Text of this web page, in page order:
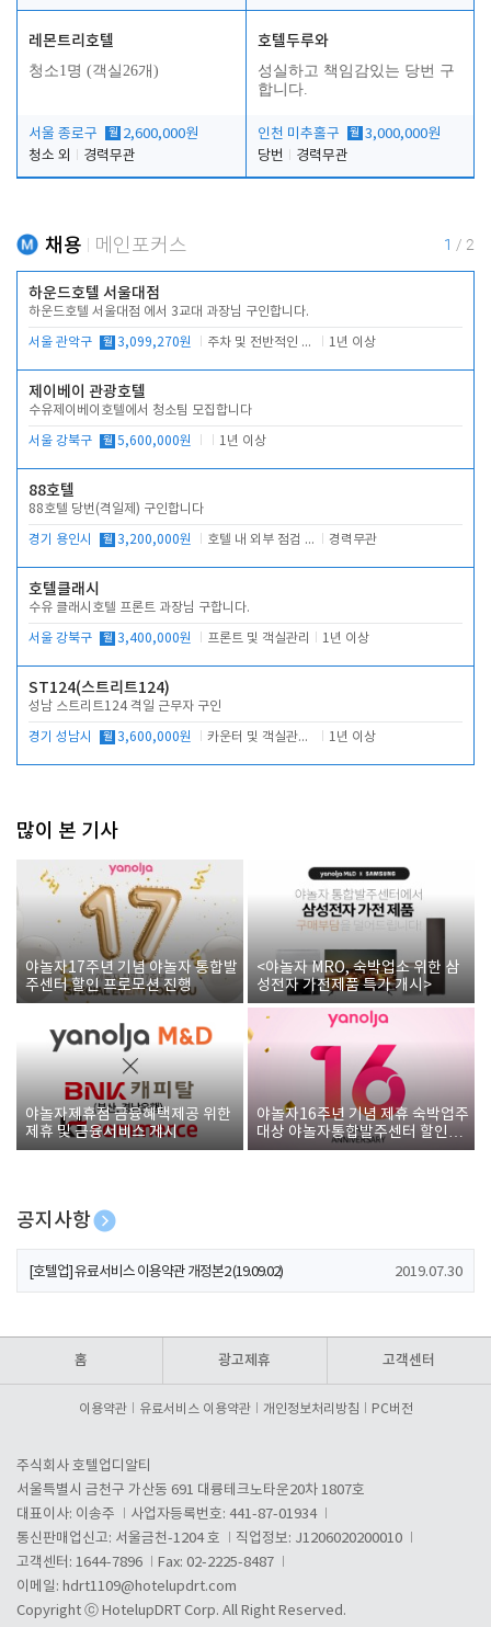
레몬트리호텔
청소1명 (객실26개)
서울 종로구 월 2,600,000원
청소 외
경력무관
호텔두루와
성실하고 책임감있는 당번 구
합니다.
인천 미추홀구 월 3,000,000원
당번
경력무관
채용 메인포커스 1 / 2
하운드호텔 서울대점
하운드호텔 서울대점 에서 3교대 과장님 구인합니다.
서울 관악구 월 3,099,270원 주차 및 전반적인 당번업무 1년 이상
제이베이 관광호텔
수유제이베이호텔에서 청소팀 모집합니다
서울 강북구 월 5,600,000원 1년 이상
88호텔
88호텔 당번(격일제) 구인합니다
경기 용인시 월 3,200,000원 호텔 내 외부 점검 및 프런트 운영 경력무관
호텔클래시
수유 클래시호텔 프론트 과장님 구합니다.
서울 강북구 월 3,400,000원 프론트 및 객실관리 1년 이상
ST124(스트리트124)
성남 스트리트124 격일 근무자 구인
경기 성남시 월 3,600,000원 카운터 및 객실관리 전반 1년 이상
많이 본 기사
야놀자17주년 기념 야놀자 통합발
주센터 할인 프로모션 진행
<야놀자 MRO, 숙박업소 위한 삼
성전자 가전제품 특가 개시>
야놀자제휴점 금융혜택제공 위한
제휴 및 금융서비스 게시
야놀자16주년 기념 제휴 숙박업주
대상 야놀자통합발주센터 할인쿠
폰 증정
공지사항
[호텔업] 개인정보 처리방침 개정본1 (19.09.02)
[호텔업] 유료서비스 이용약관 개정본2 (19.09.02) 2019.07.30
홈 광고제휴 고객센터
이용약관 유료서비스 이용약관 개인정보처리방침 PC버전
주식회사 호텔업디알티
서울특별시 금천구 가산동 691 대륭테크노타운20차 1807호
대표이사: 이송주
사업자등록번호: 441-87-01934
통신판매업신고: 서울금천-1204 호
직업정보: J1206020200010
고객센터: 1644-7896
Fax: 02-2225-8487
이메일: hdrt1109@hotelupdrt.com
Copyright ⓒ HotelupDRT Corp. All Right Reserved.